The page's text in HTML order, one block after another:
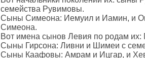
семейства Рувимовы.
Сыны Симеона: Иемуил и Иамин, и
Симеона.
Вот имена сынов Левия по родам их:
Сыны Гирсона: Ливни и Шимеи с
Сыны Каафовы: Амрам и Ицгар, и